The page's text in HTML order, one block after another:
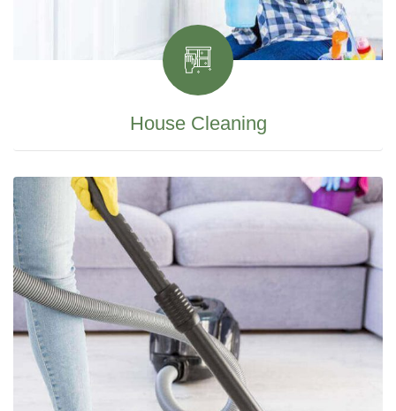
House Cleaning